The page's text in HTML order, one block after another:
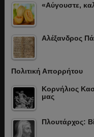
«Αύγουστε,
Αλέξανδρος
Πολιτική Απορρήτου
Κορνήλιος
μας
Πλουτάρχος: